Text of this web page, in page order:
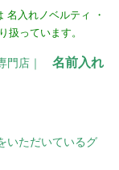
入れノベルティ ・
っています。
門店｜ 名前入れ
いただいているグ